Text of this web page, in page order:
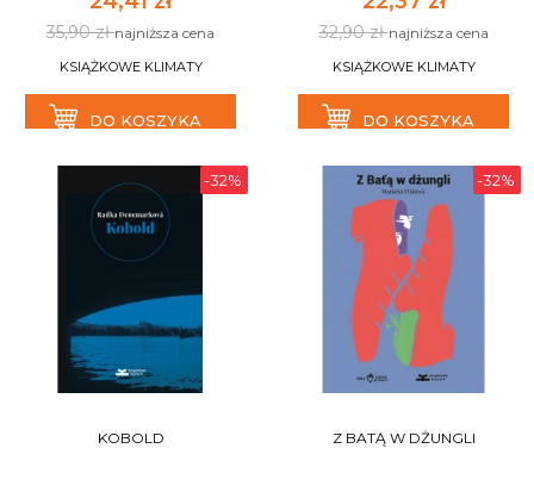
35,90 złnajniższa cena
KSIĄŻKOWE KLIMATY
DO KOSZYKA
32,90 złnajniższa cena
KSIĄŻKOWE KLIMATY
DO KOSZYKA
-32%
KOBOLD
-32%
Z BATĄ W DŻUNGLI